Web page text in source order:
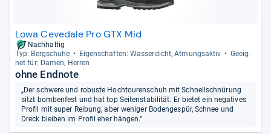
Lowa Cevedale Pro GTX Mid
Nachhaltig
Typ: Berg­schuhe
Eigen­schaf­ten: Was­ser­dicht, Atmungs­ak­tiv
Geeig­
net für: Damen, Her­ren
ohne Endnote
„Der schwere und robuste Hochtourenschuh mit Schnellschnürung
sitzt bombenfest und hat top Seitenstabilität. Er bietet ein negatives
Profil mit super Reibung, aber weniger Bodengespür, Schnee und
Dreck bleiben im Profil eher hängen.“